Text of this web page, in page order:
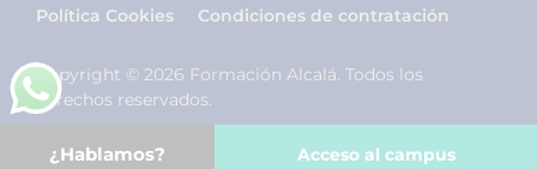
¿Hablamos? Acceso al campus
Política Cookies
Condiciones de contratación
Copyright © 2026 Formación Alcalá. Todos los
derechos reservados.